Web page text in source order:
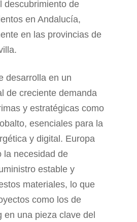
descubrimiento de
en Andalucía,
en las provincias de
desarrolla en un
de creciente demanda
y estratégicas como
esenciales para la
y digital. Europa
la necesidad de
estable y
materiales, lo que
como los de
en una pieza clave del